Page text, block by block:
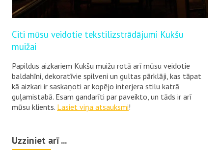
Citi mūsu veidotie tekstilizstrādājumi Kukšu
muižai
Papildus aizkariem Kukšu muižu rotā arī mūsu veidotie
baldahīni, dekoratīvie spilveni un gultas pārklāji, kas tāpat
kā aizkari ir saskaņoti ar kopējo interjera stilu katrā
guļamistabā. Esam gandarīti par paveikto, un tāds ir arī
mūsu klients. Lasiet viņa atsauksmi!
Uzziniet arī ...